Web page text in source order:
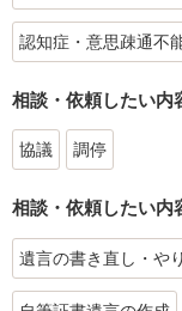
認知症・意思疎通不
相談・依頼したい内
協議 調停
相談・依頼したい内
遺言の書き直し・や